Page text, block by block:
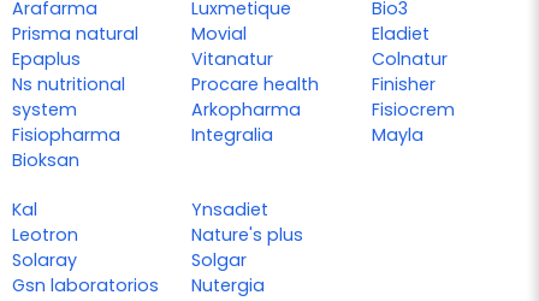
Arafarma
Prisma natural
Epaplus
Ns nutritional
system
Fisiopharma
Bioksan
Luxmetique
Movial
Vitanatur
Procare health
Arkopharma
Integralia
Bio3
Eladiet
Colnatur
Finisher
Fisiocrem
Mayla
Kal
Leotron
Solaray
Gsn laboratorios
Ynsadiet
Nature's plus
Solgar
Nutergia